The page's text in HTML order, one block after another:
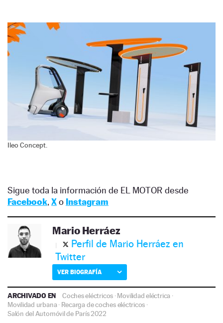
Ileo Concept.
Sigue toda la información de EL MOTOR desde
Facebook, Xo Instagram
Mario Herráez
Perfil de Mario Herráez en
Twitter
VER BIOGRAFÍA
ARCHIVADO EN Coches eléctricos ·Movilidad eléctrica ·
Movilidad urbana· Recarga de coches eléctricos ·
Salón del Automóvil de París 2022